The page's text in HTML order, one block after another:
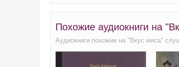
Похожие аудиокниги на
Аудиокниги похожие на "Вкус мяса"